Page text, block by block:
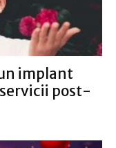
implant
post-